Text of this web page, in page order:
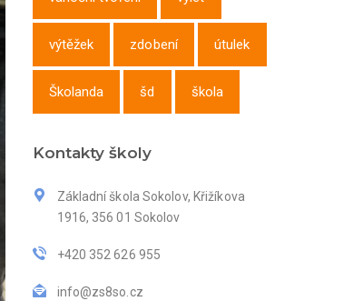
výtěžek zdobení útulek
Školanda šd škola
Kontakty školy
Základní škola Sokolov, Křižíkova
1916, 356 01 Sokolov
+420 352 626 955
info@zs8so.cz